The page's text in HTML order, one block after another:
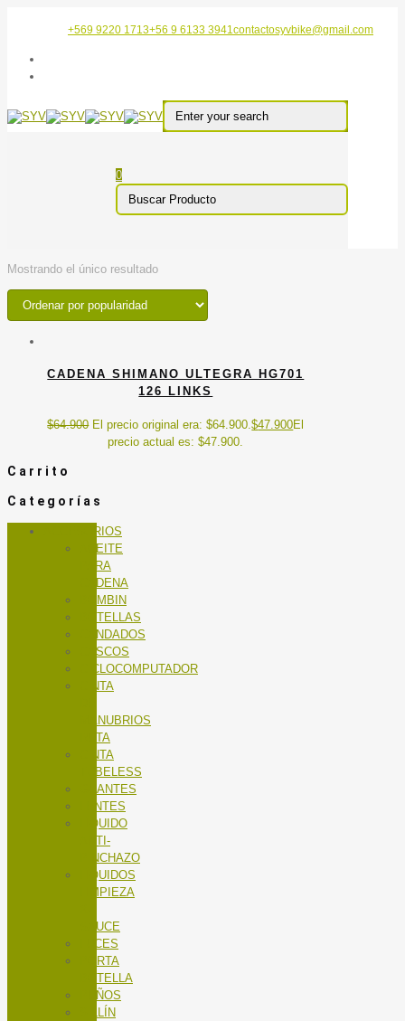
+569 9220 1713+56 9 6133 3941contactosyvbike@gmail.com
0
Mostrando el único resultado
CADENA SHIMANO ULTEGRA HG701
126 LINKS
$64.900 El precio original era: $64.900.$47.900El
precio actual es: $47.900.
Carrito
Categorías
ACCESORIOS
ACEITE
PARA
CADENA
BOMBIN
BOTELLAS
CANDADOS
CASCOS
CICLOCOMPUTADOR
CINTA
MANUBRIOS
RUTA
CINTA
TUBELESS
GUANTES
LENTES
LÍQUIDO
ANTI-
PINCHAZO
LÍQUIDOS
LIMPIEZA
SAUCE
LUCES
PORTA
BOTELLA
PUÑOS
SILLÍN